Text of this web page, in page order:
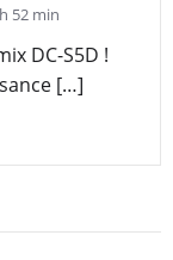
52 min
DC-S5D !
[…]